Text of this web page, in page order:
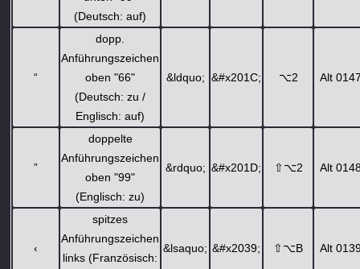
(Deutsch: auf)
“
dopp.
Anführungszeichen
oben "66"
(Deutsch: zu /
Englisch: auf)
&ldquo; &#x201C; ⌥2 Alt
”
doppelte
Anführungszeichen
oben "99"
(Englisch: zu)
&rdquo; &#x201D; ⇧ ⌥2 Alt
‹
spitzes
Anführungszeichen
links (Französisch:
&lsaquo; &#x2039; ⇧ ⌥B Alt